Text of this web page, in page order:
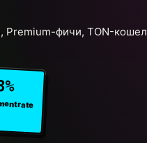
Premium-фичи, TON-
rate